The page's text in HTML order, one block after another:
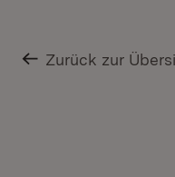
Zurück zur